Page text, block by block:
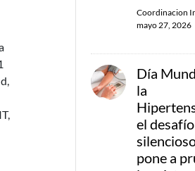
Coordinacion
mayo 27, 2026
Día
la
el desafío
pone a